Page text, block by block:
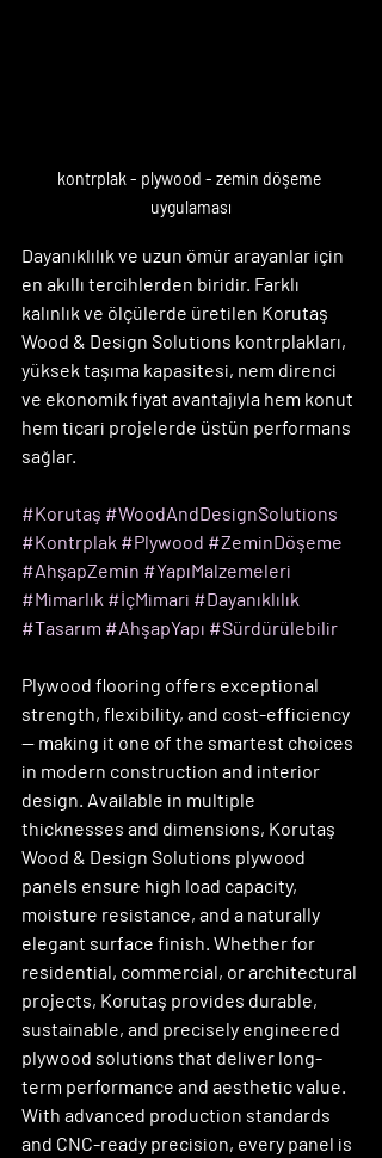
kontrplak - plywood - zemin döşeme
uygulaması
Dayanıklılık ve uzun ömür arayanlar için
en akıllı tercihlerden biridir. Farklı
kalınlık ve ölçülerde üretilen Korutaş
Wood & Design Solutions kontrplakları,
yüksek taşıma kapasitesi, nem direnci
ve ekonomik fiyat avantajıyla hem konut
hem ticari projelerde üstün performans
sağlar.
#Korutaş #WoodAndDesignSolutions
#Kontrplak #Plywood #ZeminDöşeme
#AhşapZemin #YapıMalzemeleri
#Mimarlık #İçMimari #Dayanıklılık
#Tasarım #AhşapYapı #Sürdürülebilir
Plywood flooring offers exceptional
strength, flexibility, and cost-efficiency
— making it one of the smartest choices
in modern construction and interior
design. Available in multiple
thicknesses and dimensions, Korutaş
Wood & Design Solutions plywood
panels ensure high load capacity,
moisture resistance, and a naturally
elegant surface finish. Whether for
residential, commercial, or architectural
projects, Korutaş provides durable,
sustainable, and precisely engineered
plywood solutions that deliver long-
term performance and aesthetic value.
With advanced production standards
and CNC-ready precision, every panel is